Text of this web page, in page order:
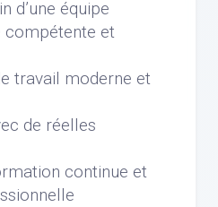
d’une équipe
compétente et
travail moderne et
de réelles
continue et